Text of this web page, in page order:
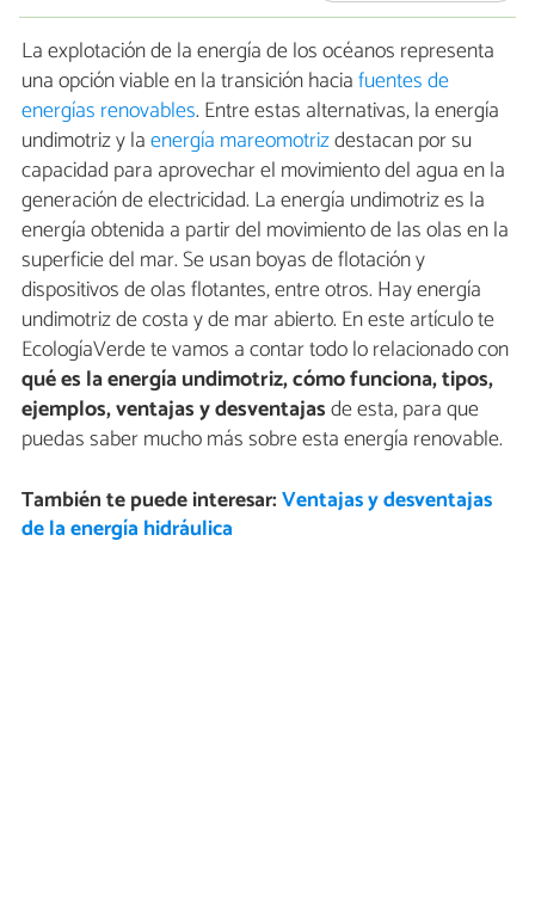
La explotación de la energía de los océanos representa
una opción viable en la transición haciafuentes de
energías renovables. Entre estas alternativas, la energía
undimotriz y laenergía mareomotrizdestacan por su
capacidad para aprovechar el movimiento del agua en la
generación de electricidad. La energía undimotriz es la
energía obtenida a partir del movimiento de las olas en la
superficie del mar. Se usan boyas de flotación y
dispositivos de olas flotantes, entre otros. Hay energía
undimotriz de costa y de mar abierto. En este artículo te
EcologíaVerde te vamos a contar todo lo relacionado con
qué es la energía undimotriz, cómo funciona, tipos,
ejemplos, ventajas y desventajasde esta, para que
puedas saber mucho más sobre esta energía renovable.
También te puede interesar:Ventajas y desventajas
de la energía hidráulica